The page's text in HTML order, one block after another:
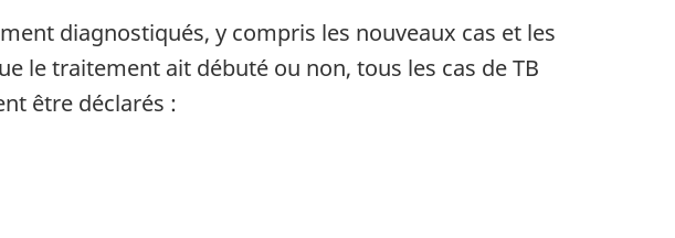
diagnostiqués, y compris les nouveaux cas et les
le traitement ait débuté ou non, tous les cas de TB
être déclarés :